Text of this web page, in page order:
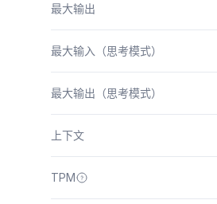
最大输出
最大输入（思考模式）
最大输出（思考模式）
上下文
TPM